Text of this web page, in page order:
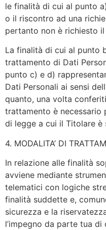
le finalità di cui al punto
o il riscontro ad una
pertanto non è richiesto il
La finalità di cui al punto
trattamento di Dati
punto c) e d)
Dati Personali ai sensi
quanto, una volta
trattamento è necessario
di legge a cui il Titolare è
4. MODALITA’ DI
In relazione alle finalità
avviene mediante
telematici con logiche
finalità suddette e,
sicurezza e la
l’impegno da parte tua